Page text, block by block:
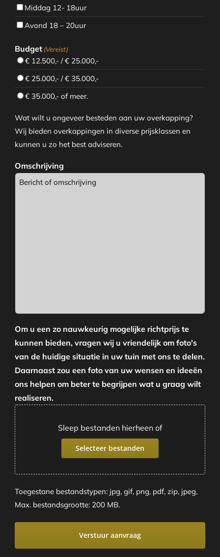
Middag 12- 18uur
Avond 18 – 20uur
Budget (Vereist)
€ 12.500,- / € 25.000,-
€ 25.000,- / € 35.000,-
€ 35.000,- of meer.
Wat wilt u ongeveer besteden aan uw overkapping?
Wij bieden overkappingen in diverse prijsklassen en
kunnen u zo het best adviseren.
Omschrijving
Om u een zo nauwkeurig mogelijke richtprijs te
kunnen bieden, vragen wij u vriendelijk om foto's
van de huidige situatie in uw tuin met ons te delen.
Daarnaast zou een foto van uw wensen en ideeën
ons helpen om beter te begrijpen wat u graag wilt
realiseren.
Sleep bestanden hierheen of
Selecteer bestanden
Toegestane bestandstypen: jpg, gif, png, pdf, zip, jpeg,
Max. bestandsgrootte: 200 MB.